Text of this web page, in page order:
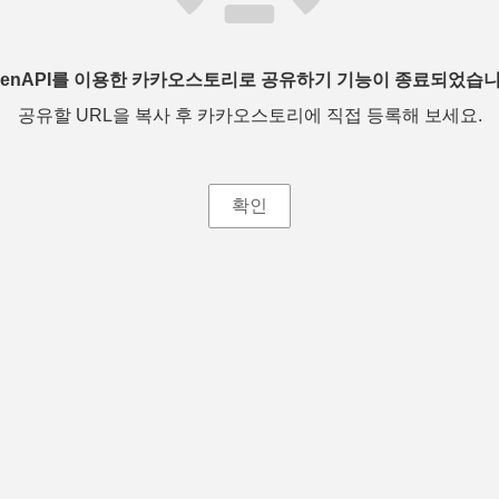
를 이용한 카카오스토리로 공유하기 기능이 종료되었습
공유할 URL을 복사 후 카카오스토리에 직접 등록해 보세요.
확인